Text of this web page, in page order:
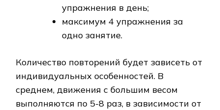
упражнения в день;
максимум 4 упражнения за
одно занятие.
Количество повторений будет зависеть от
индивидуальных особенностей. В
среднем, движения с большим весом
выполняются по 5-8 раз, в зависимости от